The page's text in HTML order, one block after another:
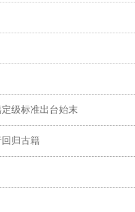
级标准出台始末
归古籍